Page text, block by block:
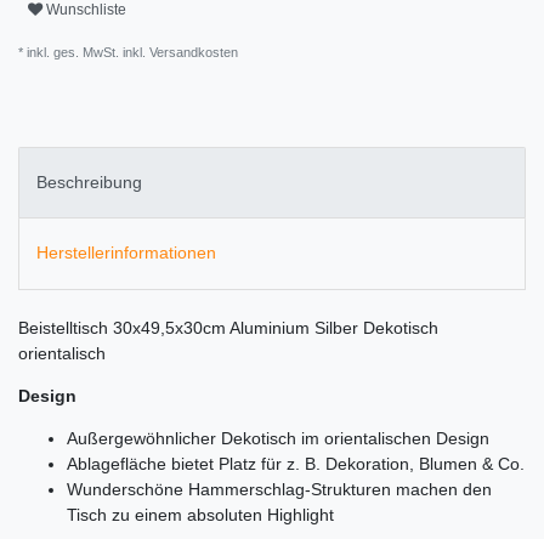
Wunschliste
* inkl. ges. MwSt. inkl. Versandkosten
Beschreibung
Herstellerinformationen
Beistelltisch 30x49,5x30cm Aluminium Silber Dekotisch
orientalisch
Design
Außergewöhnlicher Dekotisch im orientalischen Design
Ablagefläche bietet Platz für z. B. Dekoration, Blumen & Co.
Wunderschöne Hammerschlag-Strukturen machen den
Tisch zu einem absoluten Highlight